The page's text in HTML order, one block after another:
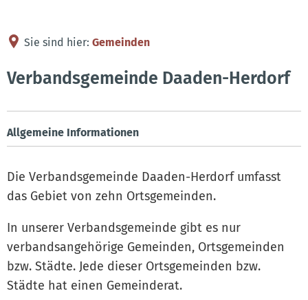
Sie sind hier: Gemeinden
Gemeinden
Verbandsgemeinde Daaden-Herdorf
Allgemeine Informationen
Die Verbandsgemeinde Daaden-Herdorf umfasst
das Gebiet von zehn Ortsgemeinden.
In unserer Verbandsgemeinde gibt es nur
verbandsangehörige Gemeinden, Ortsgemeinden
bzw. Städte. Jede dieser Ortsgemeinden bzw.
Städte hat einen Gemeinderat.